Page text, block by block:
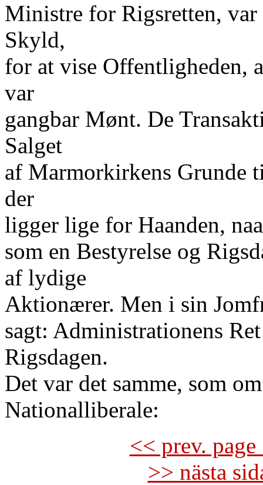
Ministre for Rigsretten,
Skyld,
for at vise Offentligheden,
var
gangbar Mønt. De
Salget
af Marmorkirkens Grunde
der
ligger lige for Haanden,
som en Bestyrelse og
af lydige
Aktionærer. Men i sin
sagt: Administrationens
Rigsdagen.
Det var det samme, som
Nationalliberale:
<< prev.
>> nästa